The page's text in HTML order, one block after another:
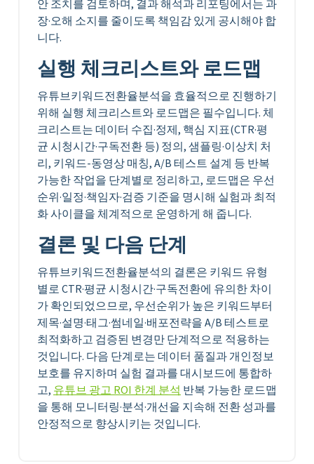
안 조치를 검토하며, 결과 해석과 리포팅에서는 과
장·오해 소지를 줄이도록 책임감 있게 공시해야 합
니다.
실행 체크리스트와 로드맵
유튜브키워드전환율분석을 효율적으로 진행하기
위해 실행 체크리스트와 로드맵은 필수입니다. 체
크리스트는 데이터 수집·정제, 핵심 지표(CTR·평
균 시청시간·구독전환 등) 정의, 샘플링·이상치 처
리, 키워드-동영상 매칭, A/B 테스트 설계 등 반복
가능한 작업을 단계별로 정리하고, 로드맵은 우선
순위·일정·책임자·검증 기준을 명시해 실험과 최적
화 사이클을 체계적으로 운영하게 해 줍니다.
결론 및 다음 단계
유튜브키워드전환율분석의 결론은 키워드 유형
별로 CTR·평균 시청시간·구독전환에 유의한 차이
가 확인되었으므로, 우선순위가 높은 키워드부터
제목·설명·태그·썸네일·배포전략을 A/B 테스트로
최적화하고 검증된 변경만 단계적으로 적용하는
것입니다. 다음 단계로는 데이터 품질과 개인정보
보호를 유지하며 실험 결과를 대시보드에 통합하
고, 유튜브 광고 ROI 한계 분석 반복 가능한 로드맵
을 통해 모니터링·분석·개선을 지속해 전환 성과를
안정적으로 향상시키는 것입니다.